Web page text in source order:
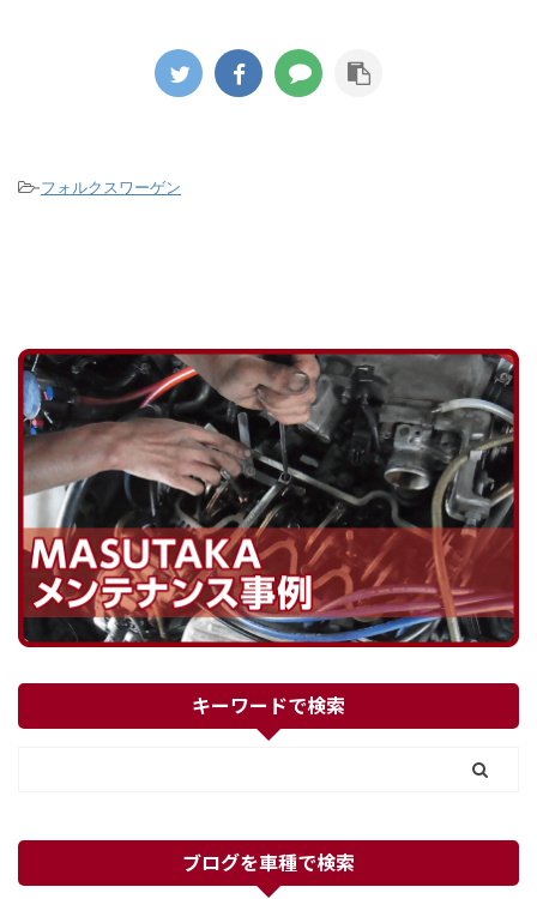
パン
を駆動するのですが漏れた冷却水が付
着したのかゴムの破片が大量に飛び散
ンプの軸部分のシール不良が原因です
-フォルクスワーゲン
キーワードで検索
ブログを車種で検索